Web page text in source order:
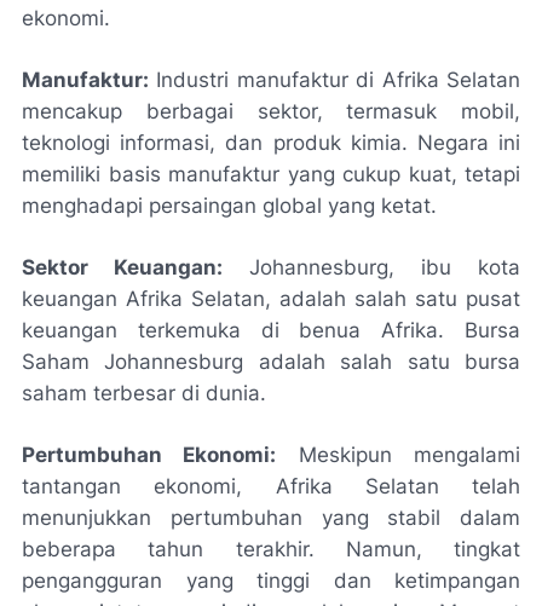
ekonomi.
Manufaktur: Industri manufaktur di Afrika Selatan
mencakup berbagai sektor, termasuk mobil,
teknologi informasi, dan produk kimia. Negara ini
memiliki basis manufaktur yang cukup kuat, tetapi
menghadapi persaingan global yang ketat.
Sektor Keuangan: Johannesburg, ibu kota
keuangan Afrika Selatan, adalah salah satu pusat
keuangan terkemuka di benua Afrika. Bursa
Saham Johannesburg adalah salah satu bursa
saham terbesar di dunia.
Pertumbuhan Ekonomi: Meskipun mengalami
tantangan ekonomi, Afrika Selatan telah
menunjukkan pertumbuhan yang stabil dalam
beberapa tahun terakhir. Namun, tingkat
pengangguran yang tinggi dan ketimpangan